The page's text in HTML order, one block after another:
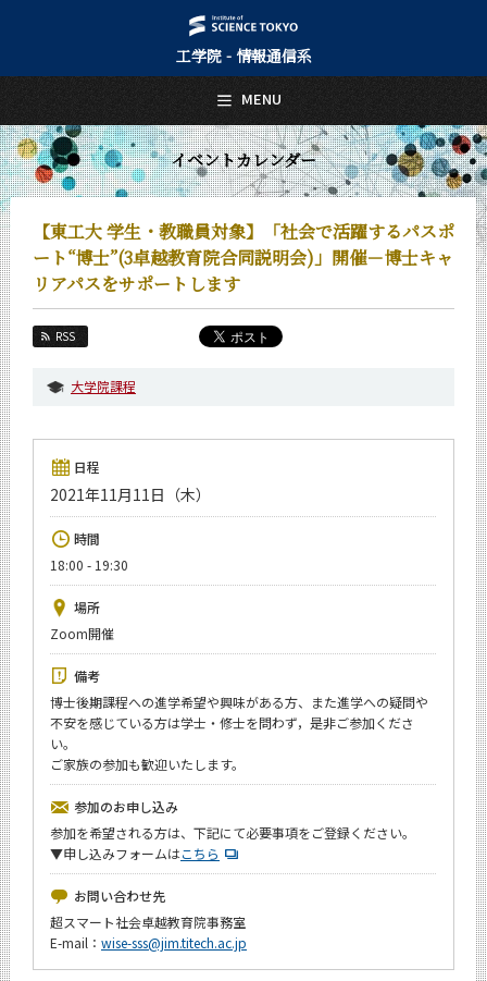
工学院 - 情報通信系
イベントカレンダー
【東工大 学生・教職員対象】「社会で活躍するパスポ
ート“博士”(3卓越教育院合同説明会)」開催－博士キャ
リアパスをサポートします
RSS
大学院課程
日程
2021年11月11日（木）
時間
18:00 - 19:30
場所
Zoom開催
備考
博士後期課程への進学希望や興味がある方、また進学への疑問や
不安を感じている方は学士・修士を問わず，是非ご参加くださ
い。
ご家族の参加も歓迎いたします。
参加のお申し込み
参加を希望される方は、下記にて必要事項をご登録ください。
▼申し込みフォームはこちら
お問い合わせ先
超スマート社会卓越教育院事務室
E-mail： wise-sss@jim.titech.ac.jp
MENU
日本語 English
トップページ
Top Page
情報通信系について
About Us
教育
Education
教員・研究室
Future
Admissions
情報通信系 News
News
イベントカレンダー
Event Calendar
今後のイベント
今後の課程別イベント
年別アーカイブ
サイト構成
学内向け情報